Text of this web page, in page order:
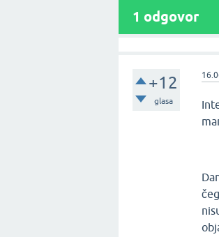
1 odgovor
+12
glasa